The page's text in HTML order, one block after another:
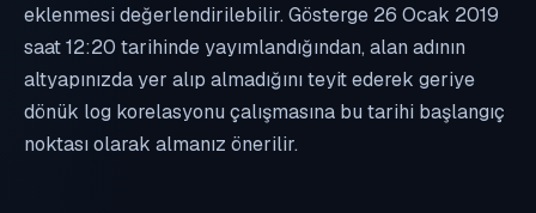
eklenmesi değerlendirilebilir. Gösterge 26 Ocak 2019
saat 12:20 tarihinde yayımlandığından, alan adının
altyapınızda yer alıp almadığını teyit ederek geriye
dönük log korelasyonu çalışmasına bu tarihi başlangıç
noktası olarak almanız önerilir.